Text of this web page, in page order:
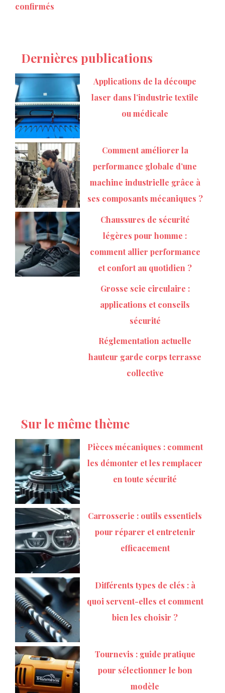
confirmés
Dernières publications
Applications de la découpe
laser dans l’industrie textile
ou médicale
Comment améliorer la
performance globale d’une
machine industrielle grâce à
ses composants mécaniques ?
Chaussures de sécurité
légères pour homme :
comment allier performance
et confort au quotidien ?
Grosse scie circulaire :
applications et conseils
sécurité
Réglementation actuelle
hauteur garde corps terrasse
collective
Sur le même thème
Pièces mécaniques : comment
les démonter et les remplacer
en toute sécurité
Carrosserie : outils essentiels
pour réparer et entretenir
efficacement
Différents types de clés : à
quoi servent-elles et comment
bien les choisir ?
Tournevis : guide pratique
pour sélectionner le bon
modèle